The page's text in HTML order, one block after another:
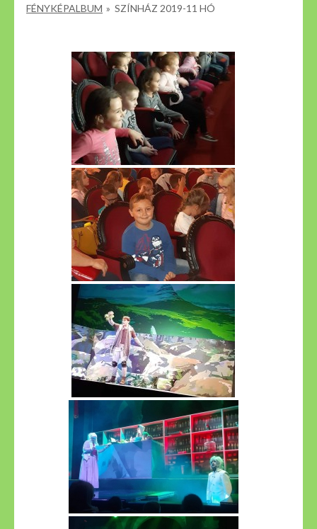
FÉNYKÉPALBUM » SZÍNHÁZ 2019-11 HÓ